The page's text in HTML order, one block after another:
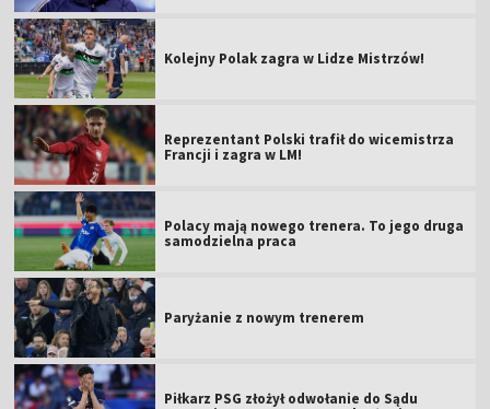
Kolejny Polak zagra w Lidze Mistrzów!
Reprezentant Polski trafił do wicemistrza
Francji i zagra w LM!
Polacy mają nowego trenera. To jego druga
samodzielna praca
Paryżanie z nowym trenerem
Piłkarz PSG złożył odwołanie do Sądu